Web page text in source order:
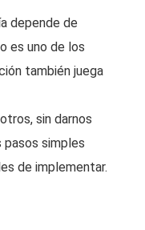
depende de
es uno de los
también juega
sin darnos
pasos simples
de implementar.